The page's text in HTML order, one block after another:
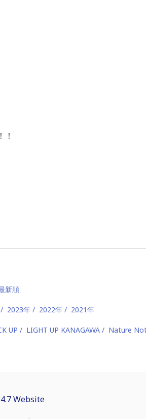
新順
2023年 2022年 2021年
UP LIGHT UP KANAGAWA Nature
Website